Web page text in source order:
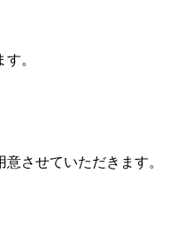
。
させていただきます。